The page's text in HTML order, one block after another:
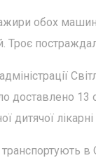
обох
Троє
доставлено
дитячої